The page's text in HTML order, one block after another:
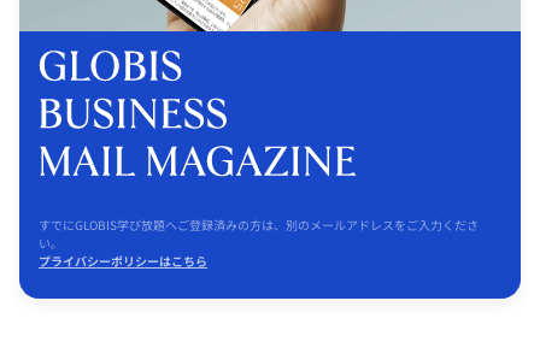
すでにGLOBIS学び放題へご登録済みの方は、別のメールアドレスをご入力くださ
い。
プライバシーポリシーはこちら